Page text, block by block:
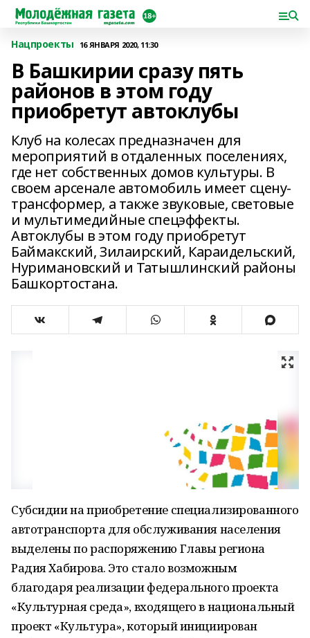
Нацпроекты 16 ЯНВАРЯ 2020, 11:30
В Башкирии сразу пять
районов в этом году
приобретут автоклубы
Клуб на колесах предназначен для
мероприятий в отдаленных поселениях,
где нет собственных домов культуры. В
своем арсенале автомобиль имеет сцену-
трансформер, а также звуковые, световые
и мультимедийные спецэффекты.
Автоклубы в этом году приобретут
Баймакский, Зилаирский, Караидельский,
Нуримановский и Татышлинский районы
Башкортостана.
Субсидии на приобретение специализированного
автотранспорта для обслуживания населения
выделены по распоряжению Главы региона
Радия Хабирова. Это стало возможным
благодаря реализации федерального проекта
«Культурная среда», входящего в национальный
проект «Культура», который инициирован